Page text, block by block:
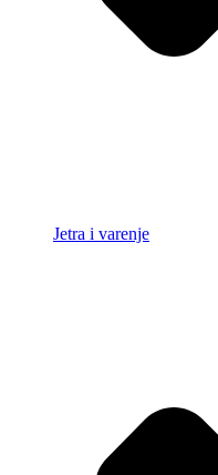
Jetra i varenje